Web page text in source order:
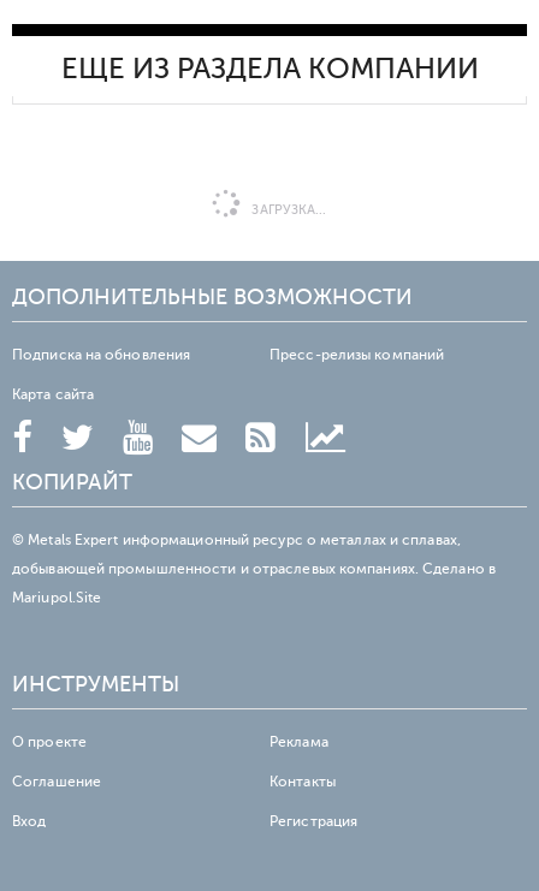
ЕЩЕ ИЗ РАЗДЕЛА КОМПАНИИ
ЗАГРУЗКА...
ДОПОЛНИТЕЛЬНЫЕ ВОЗМОЖНОСТИ
Подписка на обновления Пресс-релизы компаний
Карта сайта
КОПИРАЙТ
© Metals Expert информационный ресурс о металлах и сплавах,
добывающей промышленности и отраслевых компаниях. Сделано в
Mariupol.Site
ИНСТРУМЕНТЫ
О проекте Реклама
Соглашение Контакты
Вход Регистрация